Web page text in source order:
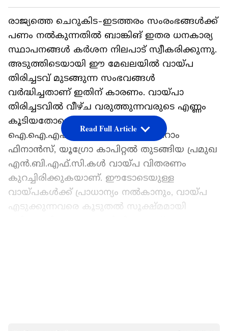
രാജ്യത്തെ ചെറുകിട-ഇടത്തരം സംരംഭങ്ങള്‍ക്ക്
പണം നല്‍കുന്നതില്‍ ബാങ്കിങ് ഇതര ധനകാര്യ
സ്ഥാപനങ്ങള്‍ കര്‍ശന നിലപാട് സ്വീകരിക്കുന്നു.
അടുത്തിടെയായി ഈ മേഖലയില്‍ വായ്പ
തിരിച്ചടവ് മുടങ്ങുന്ന സംഭവങ്ങള്‍
വര്‍ദ്ധിച്ചതാണ് ഇതിന് കാരണം. വായ്പാ
തിരിച്ചടവില്‍ വീഴ്ച വരുത്തുന്നവരുടെ എണ്ണം
കൂടിയതോടെ, ബജാജ് ഫിനാന്‍സ്,
ഐ.ഐ.എഫ്.എല്‍. ഫിനാന്‍സ്, ശ്രീറാം
ഫിനാന്‍സ്, യൂഗ്രോ കാപിറ്റല്‍ തുടങ്ങിയ പ്രമുഖ
എന്‍.ബി.എഫ്.സി.കള്‍ വായ്പ വിതരണം
കുറച്ചിരിക്കുകയാണ്. ഈടോടെയുള്ള
വായ്പകള്‍ക്ക് പ്രാധാന്യം നല്‍കാനും, വായ്പ
എടുക്കുന്നവരെ കൂടുതല്‍ സൂക്ഷ്മമായി
Read Full Article